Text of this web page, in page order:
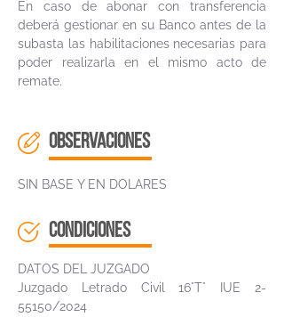
En caso de abonar con transferencia
deberá gestionar en su Banco antes de la
subasta las habilitaciones necesarias para
poder realizarla en el mismo acto de
remate.
OBSERVACIONES
SIN BASE Y EN DOLARES
CONDICIONES
DATOS DEL JUZGADO
Juzgado Letrado Civil 16°T° IUE 2-
55150/2024